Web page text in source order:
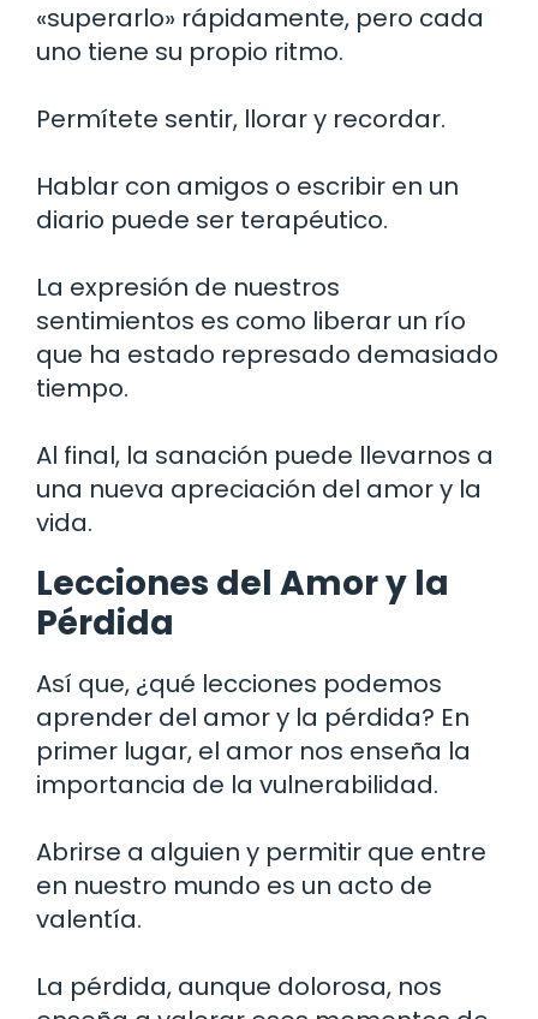
«superarlo» rápidamente, pero cada
uno tiene su propio ritmo.
Permítete sentir, llorar y recordar.
Hablar con amigos o escribir en un
diario puede ser terapéutico.
La expresión de nuestros
sentimientos es como liberar un río
que ha estado represado demasiado
tiempo.
Al final, la sanación puede llevarnos a
una nueva apreciación del amor y la
vida.
Lecciones del Amor y la
Pérdida
Así que, ¿qué lecciones podemos
aprender del amor y la pérdida? En
primer lugar, el amor nos enseña la
importancia de la vulnerabilidad.
Abrirse a alguien y permitir que entre
en nuestro mundo es un acto de
valentía.
La pérdida, aunque dolorosa, nos